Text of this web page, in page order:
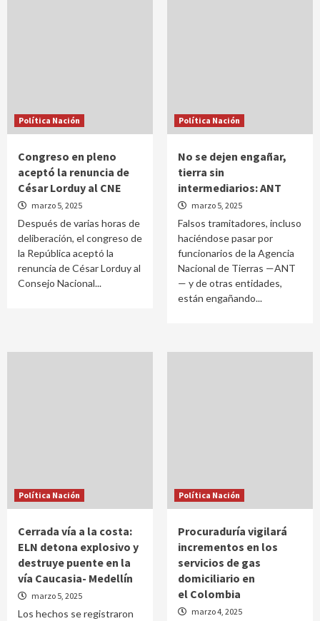
Política Nación
Congreso en pleno
aceptó la renuncia de
César Lorduy al CNE
marzo 5, 2025
Después de varias horas de
deliberación, el congreso de
la República aceptó la
renuncia de César Lorduy al
Consejo Nacional...
Política Nación
No se dejen engañar,
tierra sin
intermediarios: ANT
marzo 5, 2025
Falsos tramitadores, incluso
haciéndose pasar por
funcionarios de la Agencia
Nacional de Tierras —ANT
— y de otras entidades,
están engañando...
Política Nación
Cerrada vía a la costa:
ELN detona explosivo y
destruye puente en la
vía Caucasia- Medellín
marzo 5, 2025
Los hechos se registraron
Política Nación
Procuraduría vigilará
incrementos en los
servicios de gas
domiciliario en
el Colombia
marzo 4, 2025